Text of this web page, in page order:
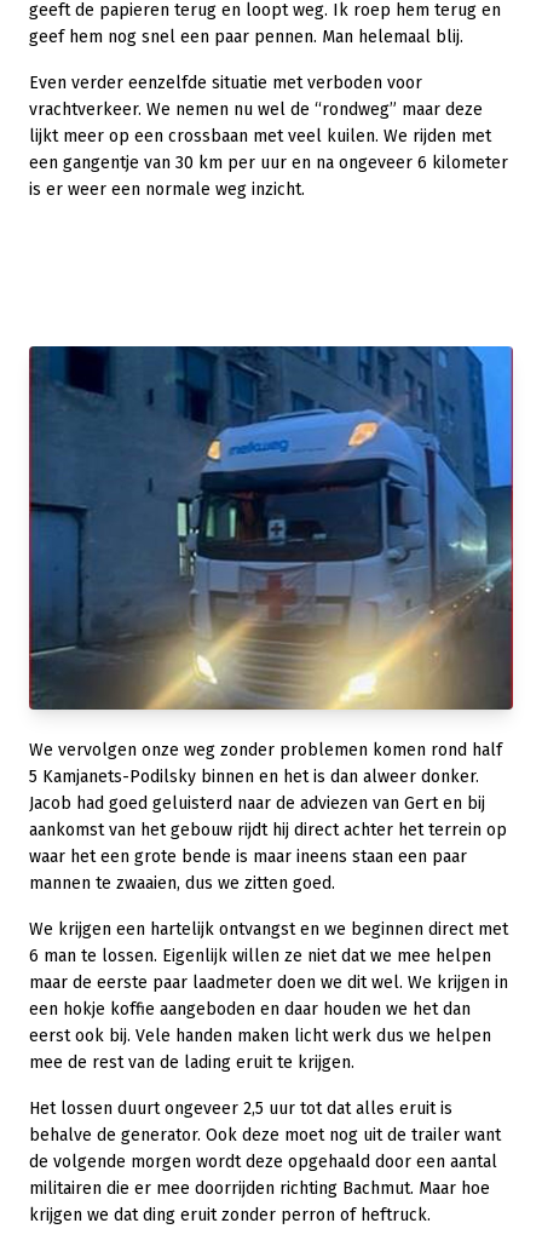
geeft de papieren terug en loopt weg. Ik roep hem terug en
geef hem nog snel een paar pennen. Man helemaal blij.
Even verder eenzelfde situatie met verboden voor
vrachtverkeer. We nemen nu wel de “rondweg” maar deze
lijkt meer op een crossbaan met veel kuilen. We rijden met
een gangentje van 30 km per uur en na ongeveer 6 kilometer
is er weer een normale weg inzicht.
We vervolgen onze weg zonder problemen komen rond half
5 Kamjanets-Podilsky binnen en het is dan alweer donker.
Jacob had goed geluisterd naar de adviezen van Gert en bij
aankomst van het gebouw rijdt hij direct achter het terrein op
waar het een grote bende is maar ineens staan een paar
mannen te zwaaien, dus we zitten goed.
We krijgen een hartelijk ontvangst en we beginnen direct met
6 man te lossen. Eigenlijk willen ze niet dat we mee helpen
maar de eerste paar laadmeter doen we dit wel. We krijgen in
een hokje koffie aangeboden en daar houden we het dan
eerst ook bij. Vele handen maken licht werk dus we helpen
mee de rest van de lading eruit te krijgen.
Het lossen duurt ongeveer 2,5 uur tot dat alles eruit is
behalve de generator. Ook deze moet nog uit de trailer want
de volgende morgen wordt deze opgehaald door een aantal
militairen die er mee doorrijden richting Bachmut. Maar hoe
krijgen we dat ding eruit zonder perron of heftruck.